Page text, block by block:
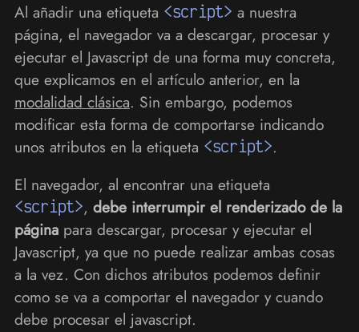
Al añadir una etiqueta <script> a nuestra
página, el navegador va a descargar, procesar y
ejecutar el Javascript de una forma muy concreta,
que explicamos en el artículo anterior, en la
modalidad clásica. Sin embargo, podemos
modificar esta forma de comportarse indicando
unos atributos en la etiqueta <script>.
El navegador, al encontrar una etiqueta
<script>, debe interrumpir el renderizado de la
páginapara descargar, procesar y ejecutar el
Javascript, ya que no puede realizar ambas cosas
a la vez. Con dichos atributos podemos definir
como se va a comportar el navegador y cuando
debe procesar el javascript.